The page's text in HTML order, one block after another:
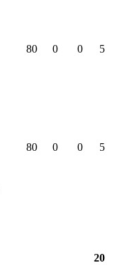
80 0 0 5
80 0 0 5
20